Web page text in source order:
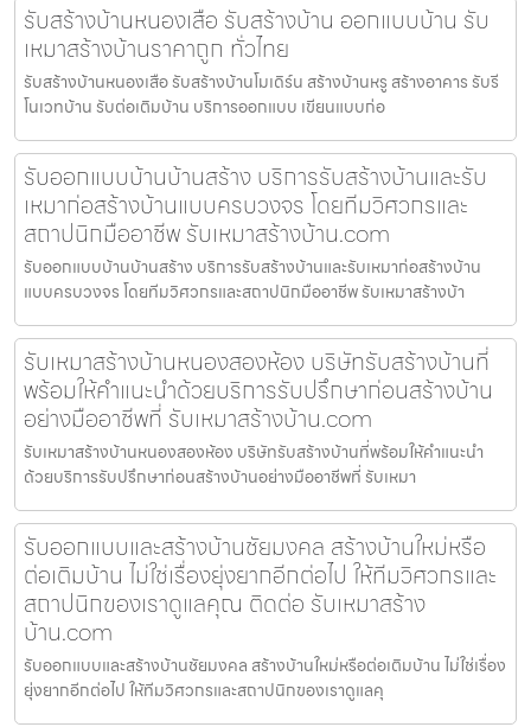
รับสร้างบ้านหนองเสือ รับสร้างบ้าน ออกแบบบ้าน รับ
เหมาสร้างบ้านราคาถูก ทั่วไทย
รับสร้างบ้านหนองเสือ รับสร้างบ้านโมเดิร์น สร้างบ้านหรู สร้างอาคาร รับรี
โนเวทบ้าน รับต่อเติมบ้าน บริการออกแบบ เขียนแบบก่อ
รับออกแบบบ้านบ้านสร้าง บริการรับสร้างบ้านและรับ
เหมาก่อสร้างบ้านแบบครบวงจร โดยทีมวิศวกรและ
สถาปนิกมืออาชีพ รับเหมาสร้างบ้าน.com
รับออกแบบบ้านบ้านสร้าง บริการรับสร้างบ้านและรับเหมาก่อสร้างบ้าน
แบบครบวงจร โดยทีมวิศวกรและสถาปนิกมืออาชีพ รับเหมาสร้างบ้า
รับเหมาสร้างบ้านหนองสองห้อง บริษัทรับสร้างบ้านที่
พร้อมให้คำแนะนำด้วยบริการรับปรึกษาก่อนสร้างบ้าน
อย่างมืออาชีพที่ รับเหมาสร้างบ้าน.com
รับเหมาสร้างบ้านหนองสองห้อง บริษัทรับสร้างบ้านที่พร้อมให้คำแนะนำ
ด้วยบริการรับปรึกษาก่อนสร้างบ้านอย่างมืออาชีพที่ รับเหมา
รับออกแบบและสร้างบ้านชัยมงคล สร้างบ้านใหม่หรือ
ต่อเติมบ้าน ไม่ใช่เรื่องยุ่งยากอีกต่อไป ให้ทีมวิศวกรและ
สถาปนิกของเราดูแลคุณ ติดต่อ รับเหมาสร้าง
บ้าน.com
รับออกแบบและสร้างบ้านชัยมงคล สร้างบ้านใหม่หรือต่อเติมบ้าน ไม่ใช่เรื่อง
ยุ่งยากอีกต่อไป ให้ทีมวิศวกรและสถาปนิกของเราดูแลคุ